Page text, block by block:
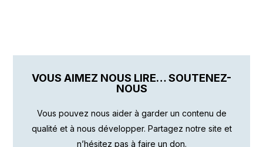
VOUS AIMEZ NOUS LIRE… SOUTENEZ-
NOUS
Vous pouvez nous aider à garder un contenu de
qualité et à nous développer. Partagez notre site et
n’hésitez pas à faire un don.